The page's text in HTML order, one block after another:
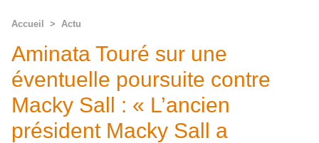
Accueil > Actu
Aminata Touré sur une
éventuelle poursuite contre
Macky Sall : « L’ancien
président Macky Sall a